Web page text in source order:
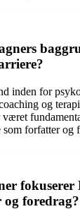
inden for
og
været
forfatter og
og foredrag?